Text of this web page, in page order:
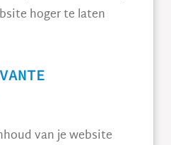
hoger te laten
van je website